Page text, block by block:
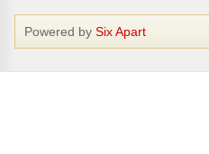
Powered by Six Apart